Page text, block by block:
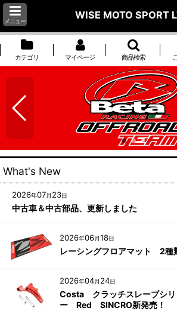
メニュー
WISE MOTO SPORT
カテゴリ マイページ 商品検索
What's New
2026年07月 23日
中古車＆中古部品、更新しました
2026年06月18日
レーシングフロアマット 2種
2026年04月 24日
Costa クラッチスレーブシリ
ー Red SINCRO新発売！